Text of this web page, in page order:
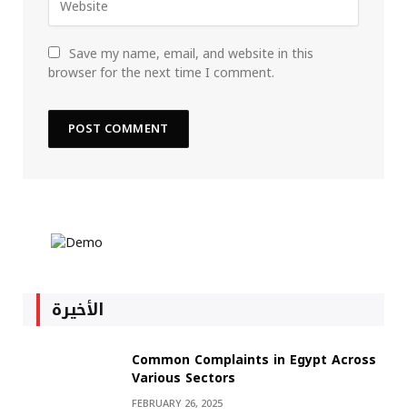
Save my name, email, and website in this
browser for the next time I comment.
الأخيرة
Common Complaints in Egypt Across
Various Sectors
FEBRUARY 26, 2025